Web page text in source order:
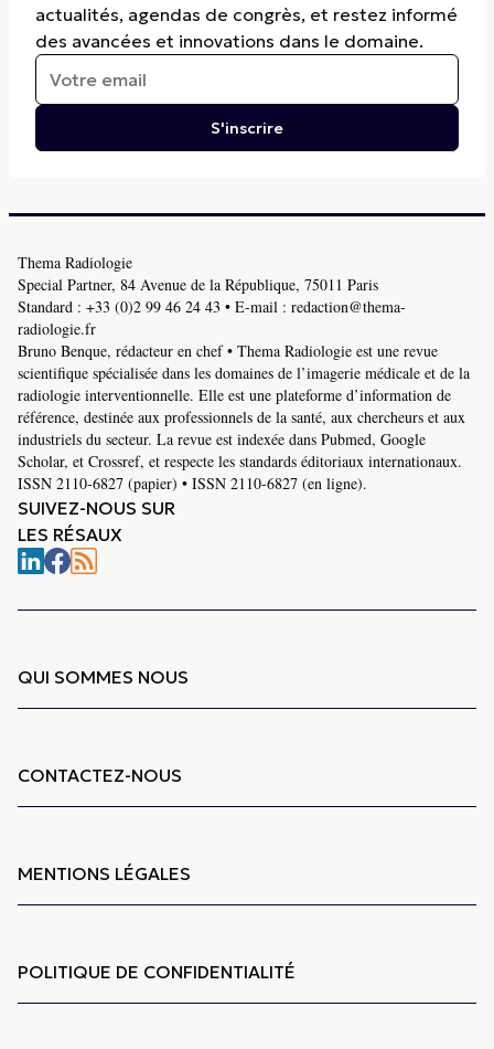
actualités, agendas de congrès, et restez informé
des avancées et innovations dans le domaine.
S'inscrire
Thema Radiologie
Special Partner, 84 Avenue de la République, 75011 Paris
Standard : +33 (0)2 99 46 24 43 • E-mail : redaction@thema-
radiologie.fr
Bruno Benque, rédacteur en chef • Thema Radiologie est une revue
scientifique spécialisée dans les domaines de l’imagerie médicale et de la
radiologie interventionnelle. Elle est une plateforme d’information de
référence, destinée aux professionnels de la santé, aux chercheurs et aux
industriels du secteur. La revue est indexée dans Pubmed, Google
Scholar, et Crossref, et respecte les standards éditoriaux internationaux.
ISSN 2110-6827 (papier) • ISSN 2110-6827 (en ligne).
SUIVEZ-NOUS SUR
LES RÉSAUX
QUI SOMMES NOUS
CONTACTEZ-NOUS
MENTIONS LÉGALES
POLITIQUE DE CONFIDENTIALITÉ